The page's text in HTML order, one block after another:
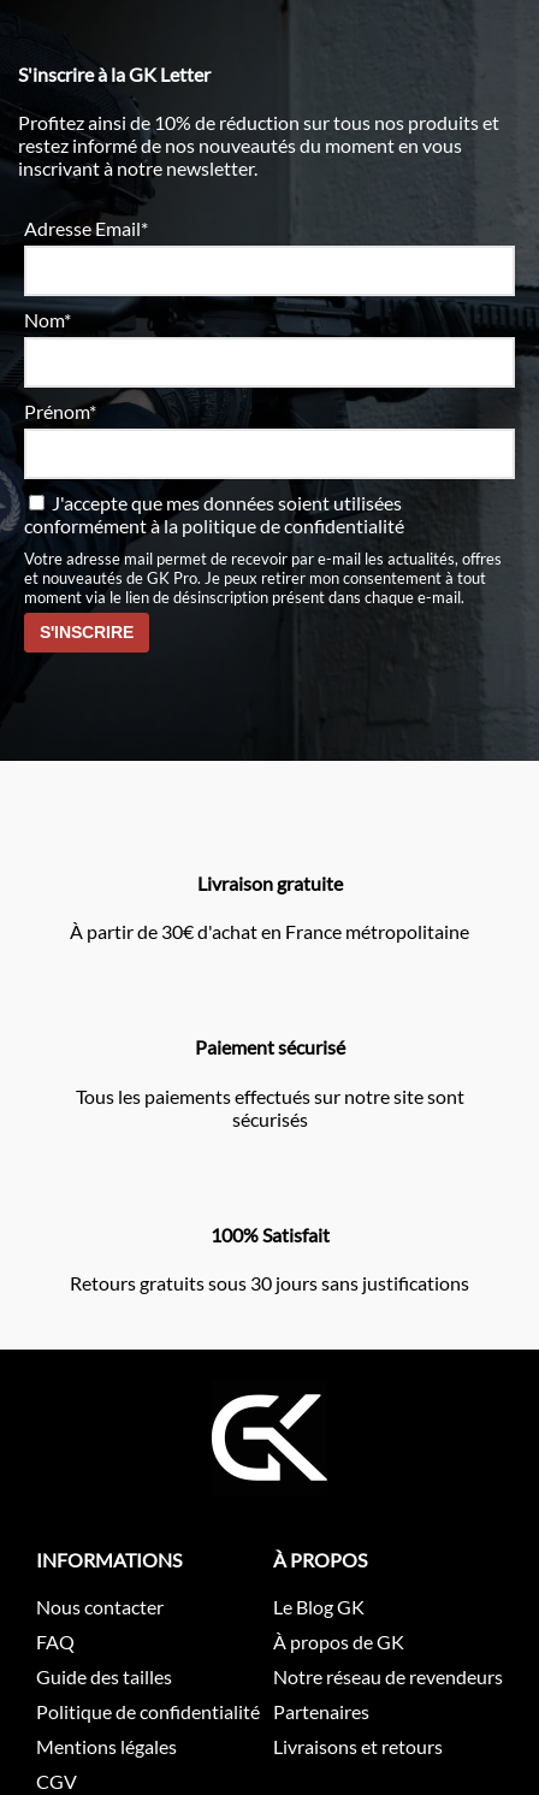
S'inscrire à la GK Letter
Profitez ainsi de 10% de réduction sur tous nos produits et
restez informé de nos nouveautés du moment en vous
inscrivant à notre newsletter.
Adresse Email*
Nom*
Prénom*
J'accepte que mes données soient utilisées
conformément àla politique de confidentialité
Votre adresse mail permet de recevoir par e-mail les actualités, offres
et nouveautés de GK Pro. Je peux retirer mon consentement à tout
moment via le lien de désinscription présent dans chaque e-mail.
Livraison gratuite
À partir de 30€ d'achat en France métropolitaine
Paiement sécurisé
Tous les paiements effectués sur notre site sont
sécurisés
100% Satisfait
Retours gratuits sous 30 jours sans justifications
INFORMATIONS
Nous contacter
FAQ
Guide des tailles
Politique de confidentialité
Mentions légales
CGV
À PROPOS
Le Blog GK
À propos de GK
Notre réseau de revendeurs
Partenaires
Livraisons et retours